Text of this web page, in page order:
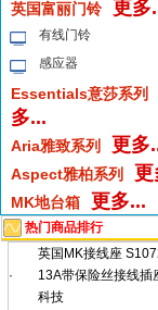
英国富丽门铃 更多
有线门铃
感应器
Essentials意莎系列
多...
Aria雅致系列 更多
Aspect雅柏系列 更
MK地台箱 更多...
热门商品排行
·
英国MK接线座
13A带保险丝接线插
科技